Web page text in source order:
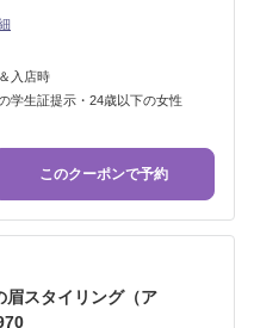
入店時
学生証提示・24歳以下の女性
このクーポンで予約
眉スタイリング（ア